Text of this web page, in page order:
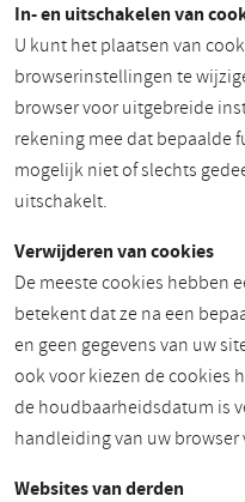
In- en uitschakelen van
U kunt het plaatsen van
browserinstellingen te
browser voor uitgebreide
rekening mee dat bepaalde
mogelijk niet of slechts
uitschakelt.
Verwijderen van cookies
De meeste cookies hebben
betekent dat ze na een
en geen gegevens van uw
ook voor kiezen de cookies
de houdbaarheidsdatum is
handleiding van uw
Websites van derden